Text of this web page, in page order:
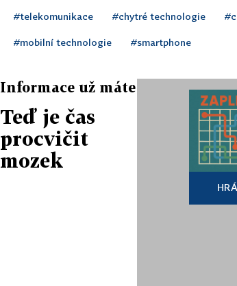
#telekomunikace #chytré technologie
#mobilní technologie #smartphone
Informace už máte
Teď je čas
procvičit
mozek